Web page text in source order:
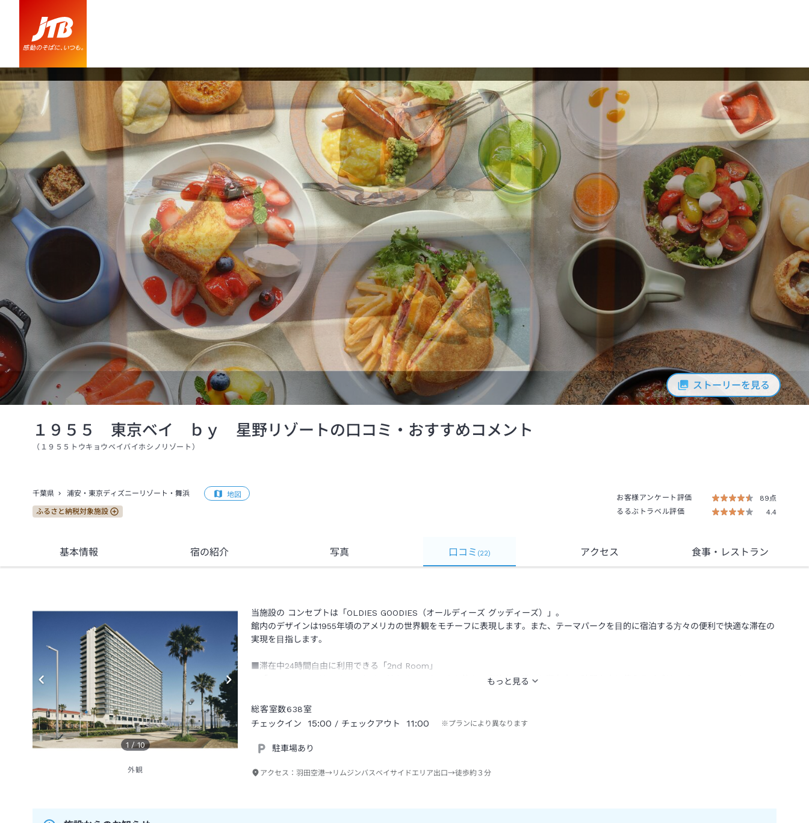
ストーリーを見る
１９５５ 東京ベイ ｂｙ 星野リゾートの口コミ・おすすめコメント
（ １９５５トウキョウベイバイホシノリゾート ）
千葉県 浦安・東京ディズニーリゾート・舞浜 地図
ふるさと納税対象施設
お客様アンケート評価
89点
るるぶトラベル評価
4.4
基本情報 宿の紹介 写真 口コミ (22) アクセス 食事・レストラン
1 /10
外観
当施設の コンセプトは「OLDIES GOODIES（オールディーズ グッディーズ）」。
館内のデザインは1955年頃のアメリカの世界観をモチーフに表現します。また、テーマパークを⽬的に宿泊する⽅々の便利で快適な滞在の
実現を⽬指します。
■滞在中24時間⾃由に利⽤できる「2nd Room」
「2nd Room」は、チェックイン前やチェックアウト後も、宿泊者は誰でも滞在中24時間⾃由に使えるパブリ ックスペースです。1955
脱いで休めるスペースや、半個室として利⽤ できるスペースなどがあり、好きなスペースを選んでくつろげます。到着後にほっと⼀息つ
いたり、家 族や友⼈と翌⽇の予定を⽴てたり、出発の⾝⽀度を整えたりと、旅のスケジュールに合わせて思い思い の時間を過ごすことが
壁紙やカーペット、ソファーなどは、1955年頃のアメリカらしく、落ち着 きのある⾊彩を⼤胆に組み合わせた⾊遣いで、客室でもその
総客室数638室
チェックイン
15:00 / チェックアウト 11:00 ※プランにより異なります
駐車場あり
アクセス：羽田空港→リムジンバスベイサイドエリア出口→徒歩約３分